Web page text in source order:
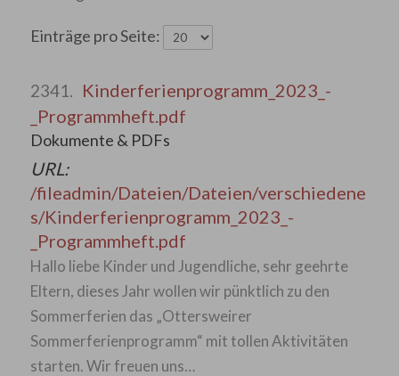
Einträge pro Seite:
2341. Kinderferienprogramm_2023_-
_Programmheft.pdf
Dokumente & PDFs
URL:
/fileadmin/Dateien/Dateien/verschiedene
s/Kinderferienprogramm_2023_-
_Programmheft.pdf
Hallo liebe Kinder und Jugendliche, sehr geehrte
Eltern, dieses Jahr wollen wir pünktlich zu den
Sommerferien das „Ottersweirer
Sommerferienprogramm“ mit tollen Aktivitäten
starten. Wir freuen uns…